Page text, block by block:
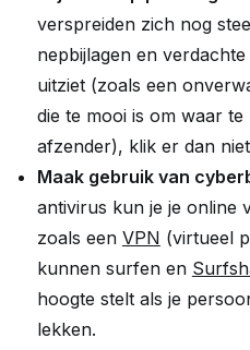
verspreiden zich nog
nepbijlagen en
uitziet (zoals een
die te mooi is om waar
afzender), klik er dan
Maak gebruik van
antivirus kun je je online
zoals een VPN (virtueel
kunnen surfen en
hoogte stelt als je
lekken.